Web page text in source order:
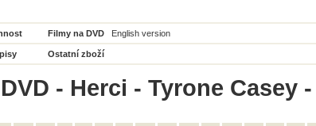
Filmy na DVD English version
Ostatní zboží
- Herci - Tyrone Casey